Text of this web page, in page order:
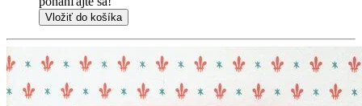
Vložiť do košíka